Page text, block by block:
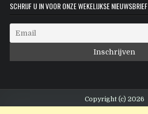
SCHRIJF U IN VOOR ONZE WEKELIJKSE NIEUWSBRIEF
Copyright (c) 2026